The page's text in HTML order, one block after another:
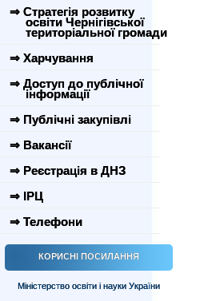
⇒ Стратегія розвитку
освіти Чернігівської
територіальної громади
⇒ Харчування
⇒ Доступ до публічної
інформації
⇒ Публічні закупівлі
⇒ Вакансії
⇒ Реєстрація в ДНЗ
⇒ ІРЦ
⇒ Телефони
КОРИСНІ ПОСИЛАННЯ
Міністерство освіти і науки України